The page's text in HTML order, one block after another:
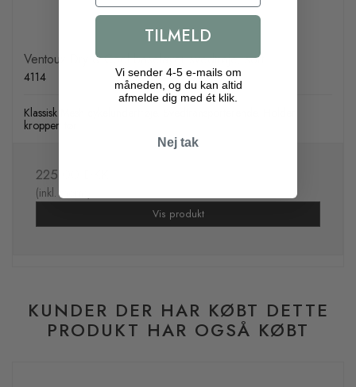
Ventoux Dry & Cool baselayer svedtrøje, sort
4114
Klassisk Mesh cykelundertrøje. Svedtransporterende. Holder
kroppen tør
225,00 DKK
(inkl. moms)
Vis produkt
KUNDER DER HAR KØBT DETTE
PRODUKT HAR OGSÅ KØBT
TILMELD
Vi sender 4-5 e-mails om
måneden, og du kan altid
afmelde dig med ét klik.
Nej tak